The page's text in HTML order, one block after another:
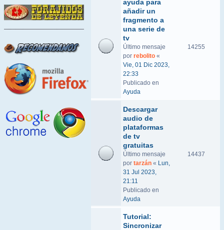
ayuda para
añadir un
fragmento a
una serie de
tv
Último mensaje
por rebolito «
Vie, 01 Dic 2023,
22:33
Publicado en
Ayuda
14255
Descargar
audio de
plataformas
de tv
gratuitas
Último mensaje
por tarzán « Lun,
31 Jul 2023,
21:11
Publicado en
Ayuda
14437
Tutorial:
Sincronizar